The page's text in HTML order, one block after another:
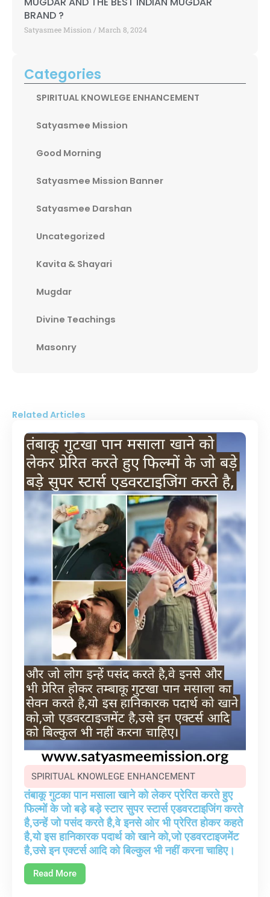
BRAND ?
Satyasmee Mission March 8, 2024
Categories
SPIRITUAL KNOWLEGE ENHANCEMENT
Satyasmee Mission
Good Morning
Satyasmee Mission Banner
Satyasmee Darshan
Uncategorized
Kavita & Shayari
Mugdar
Divine Teachings
Masonry
Related Articles
SPIRITUAL KNOWLEGE ENHANCEMENT
तंबाकू गुटका पान मसाला खाने को लेकर प्रेरित करते हुए
फिल्मों के जो बड़े बड़े स्टार सुपर स्टार्स एडवरटाइजिंग करते
है,उन्हें जो पसंद करते है,वे इनसे ओर भी प्रेरित होकर कहते
है,यो इस हानिकारक पदार्थ को खाने को,जो एडवरटाइजमेंट
है,उसे इन एक्टर्स आदि को बिल्कुल भी नहीं करना चाहिए।
Read More